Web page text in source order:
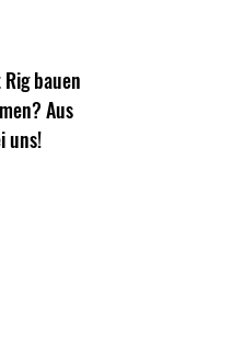
bauen
Aus
uns!